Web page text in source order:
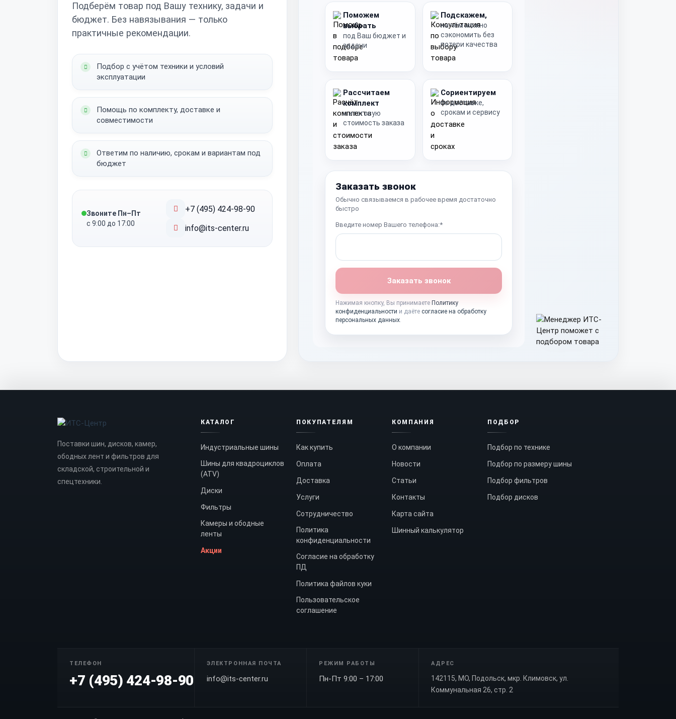
Подберём товар под Вашу технику, задачи и
бюджет. Без навязывания — только
практичные рекомендации.
Подбор с учётом техники и условий
эксплуатации
Помощь по комплекту, доставке и
совместимости
Ответим по наличию, срокам и вариантам под
бюджет
Звоните Пн–Пт
с 9:00 до 17:00
+7 (495) 424-98-90
info@its-center.ru
Поможем
выбрать
под Ваш бюджет и
задачи
Подскажем,
на чём можно
сэкономить без
потери качества
Рассчитаем
комплект
и итоговую
стоимость заказа
Сориентируем
по доставке,
срокам и сервису
Заказать звонок
Обычно связываемся в рабочее время достаточно
быстро
Введите номер Вашего телефона:*
Заказать звонок
Нажимая кнопку, Вы принимаете Политику
конфиденциальности и даёте согласие на обработку
персональных данных.
Поставки шин, дисков, камер,
ободных лент и фильтров для
складской, строительной и
спецтехники.
КАТАЛОГ
Индустриальные шины
Шины для квадроциклов
(ATV)
Диски
Фильтры
Камеры и ободные
ленты
Акции
ПОКУПАТЕЛЯМ
Как купить
Оплата
Доставка
Услуги
Сотрудничество
Политика
конфиденциальности
Согласие на обработку
ПД
Политика файлов куки
Пользовательское
соглашение
КОМПАНИЯ
О компании
Новости
Статьи
Контакты
Карта сайта
Шинный калькулятор
ПОДБОР
Подбор по технике
Подбор по размеру шины
Подбор фильтров
Подбор дисков
ТЕЛЕФОН
+7 (495) 424-98-90
ЭЛЕКТРОННАЯ ПОЧТА
info@its-center.ru
РЕЖИМ РАБОТЫ
Пн-Пт 9:00 – 17:00
АДРЕС
142115, МО, Подольск, мкр. Климовск, ул.
Коммунальная 26, стр. 2